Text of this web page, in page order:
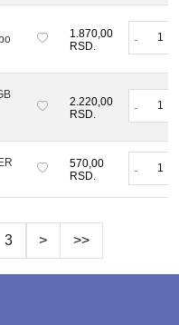
1.870,00
RSD.
-
2.220,00
RSD.
-
570,00
RSD.
-
3 > >>